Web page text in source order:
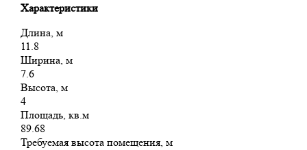
Характеристики
Длина, м
11.8
Ширина, м
7.6
Высота, м
4
Площадь, кв.м
89.68
Требуемая высота помещения, м